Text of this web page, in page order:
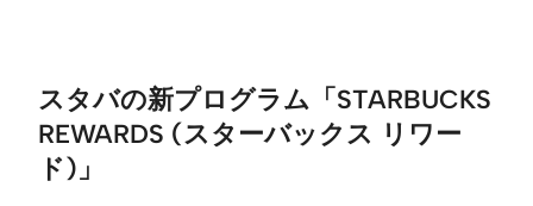
スタバの新プログラム「STARBUCKS
REWARDS (スターバックス リワー
ド)」